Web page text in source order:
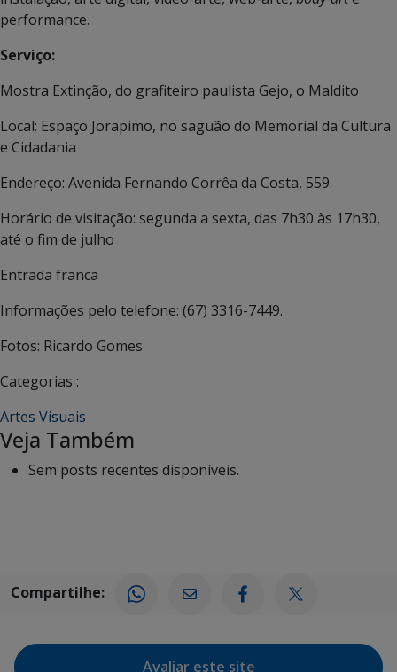
performance.
Serviço:
Mostra Extinção, do grafiteiro paulista Gejo, o Maldito
Local: Espaço Jorapimo, no saguão do Memorial da Cultura
e Cidadania
Endereço: Avenida Fernando Corrêa da Costa, 559.
Horário de visitação: segunda a sexta, das 7h30 às 17h30,
até o fim de julho
Entrada franca
Informações pelo telefone: (67) 3316-7449.
Fotos: Ricardo Gomes
Categorias :
Artes Visuais
Veja Também
Sem posts recentes disponíveis.
Compartilhe:
Avaliar este site